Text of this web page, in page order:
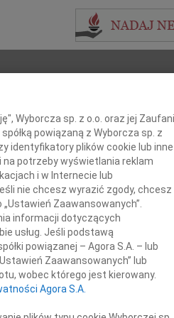
Imię i nazwisko lub numer ogłoszenia:
+ szukanie zaawansowane
INNE NEKROLOGI
Aleksandra Szpaczyńska 29.07.2026
Z wielkim smutkiem i żalem przyjąłem...
23.07.2026Szczecin
Pani mec. Joannie Martyniuk-Plasze
Edward Ciupak
08.07.2026
Z wielkim smutkiem i żalem
Stanisław Pietrzak
Z wielkim smutkiem i żalem przyjąłem...
Wyborcza sp. z o.o. oraz jej Zaufani
powiązaną z Wyborcza sp. z
identyfikatory plików cookie lub inne
potrzeby wyświetlania reklam
i w Internecie lub
nie chcesz wyrazić zgody, chcesz
Zaawansowanych”.
informacji dotyczących
usług. Jeśli podstawą
powiązanej – Agora S.A. – lub
Zaawansowanych” lub
wobec którego jest kierowany.
Agora S.A.